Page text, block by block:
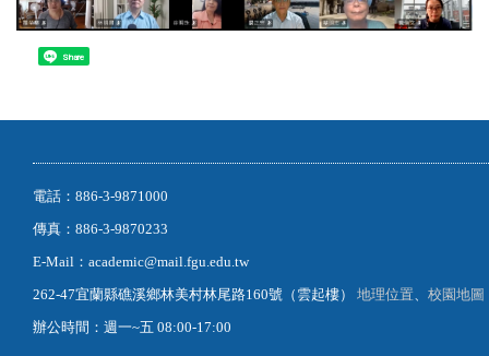
Share
電話：886-3-9871000
傳真：886-3-9870233
E-Mail：academic@mail.fgu.edu.tw
262-47宜蘭縣礁溪鄉林美村林尾路160號（雲起樓） 地理位置、 校園地圖
辦公時間：週一~五 08:00-17:00